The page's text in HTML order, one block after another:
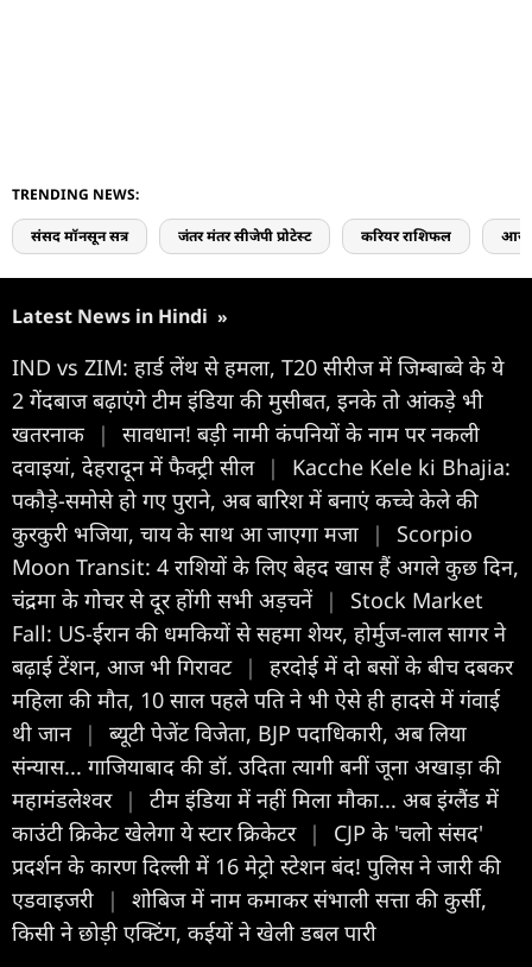
TRENDING NEWS:
संसद मॉनसून सत्र जंतर मंतर सीजेपी प्रोटेस्ट करियर राशिफल आज
Latest News in Hindi »
IND vs ZIM: हार्ड लेंथ से हमला, T20 सीरीज में जिम्बाब्वे के ये
2 गेंदबाज बढ़ाएंगे टीम इंड‍िया की मुसीबत, इनके तो आंकड़े भी
खतरनाक
|
सावधान! बड़ी नामी कंपनियों के नाम पर नकली
दवाइयां, देहरादून में फैक्ट्री सील |
Kacche Kele ki Bhajia:
पकौड़े-समोसे हो गए पुराने, अब बारिश में बनाएं कच्चे केले की
कुरकुरी भजिया, चाय के साथ आ जाएगा मजा
|
Scorpio
Moon Transit: 4 राशियों के लिए बेहद खास हैं अगले कुछ दिन,
चंद्रमा के गोचर से दूर होंगी सभी अड़चनें |
Stock Market
Fall: US-ईरान की धमकियों से सहमा शेयर, होर्मुज-लाल सागर ने
बढ़ाई टेंशन, आज भी गिरावट |
हरदोई में दो बसों के बीच दबकर
महिला की मौत, 10 साल पहले पति ने भी ऐसे ही हादसे में गंवाई
थी जान |
ब्यूटी पेजेंट विजेता, BJP पदाधिकारी, अब लिया
संन्यास... गाजियाबाद की डॉ. उदिता त्यागी बनीं जूना अखाड़ा की
महामंडलेश्वर |
टीम इंडिया में नहीं मिला मौका... अब इंग्लैंड में
काउंटी क्रिकेट खेलेगा ये स्टार क्रिकेटर |
CJP के 'चलो संसद'
प्रदर्शन के कारण दिल्ली में 16 मेट्रो स्टेशन बंद! पुलिस ने जारी की
एडवाइजरी
|
शोबिज में नाम कमाकर संभाली सत्ता की कुर्सी,
किसी ने छोड़ी एक्टिंग, कईयों ने खेली डबल पारी